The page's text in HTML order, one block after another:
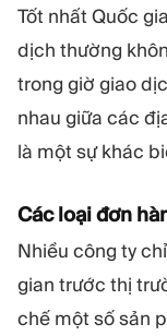
Tốt nhất Quốc
dịch thường
trong giờ giao
nhau giữa các
là một sự khác
Các loại đơn
Nhiều công ty
gian trước thị
chế một số sản